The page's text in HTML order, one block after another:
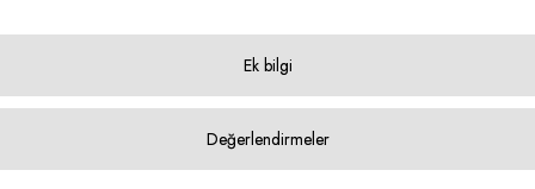
Ek bilgi
Değerlendirmeler